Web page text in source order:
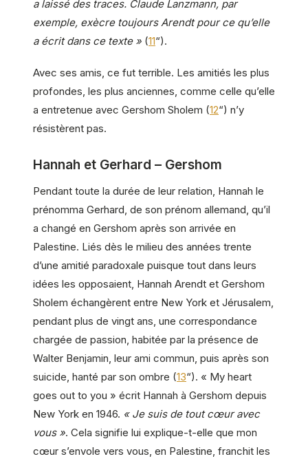
a laissé des traces. Claude Lanzmann, par
exemple, exècre toujours Arendt pour ce qu’elle
a écrit dans ce texte » (11“).
Avec ses amis, ce fut terrible. Les amitiés les plus
profondes, les plus anciennes, comme celle qu’elle
a entretenue avec Gershom Sholem (12“) n’y
résistèrent pas.
Hannah et Gerhard – Gershom
Pendant toute la durée de leur relation, Hannah le
prénomma Gerhard, de son prénom allemand, qu’il
a changé en Gershom après son arrivée en
Palestine. Liés dès le milieu des années trente
d’une amitié paradoxale puisque tout dans leurs
idées les opposaient, Hannah Arendt et Gershom
Sholem échangèrent entre New York et Jérusalem,
pendant plus de vingt ans, une correspondance
chargée de passion, habitée par la présence de
Walter Benjamin, leur ami commun, puis après son
suicide, hanté par son ombre (13“). « My heart
goes out to you » écrit Hannah à Gershom depuis
New York en 1946. « Je suis de tout cœur avec
vous ». Cela signifie lui explique-t-elle que mon
cœur s’envole vers vous, en Palestine, franchit les